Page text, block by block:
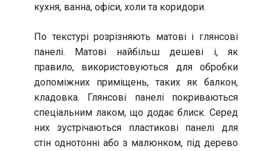
кухня, ванна, офіси, холи та коридори.
По текстурі розрізняють матові і глянсові
панелі. Матові найбільш дешеві і, як
правило, використовуються для обробки
допоміжних приміщень, таких як балкон,
кладовка. Глянсові панелі покриваються
спеціальним лаком, що додає блиск. Серед
них зустрічаються пластикові панелі для
стін однотонні або з малюнком, під дерево